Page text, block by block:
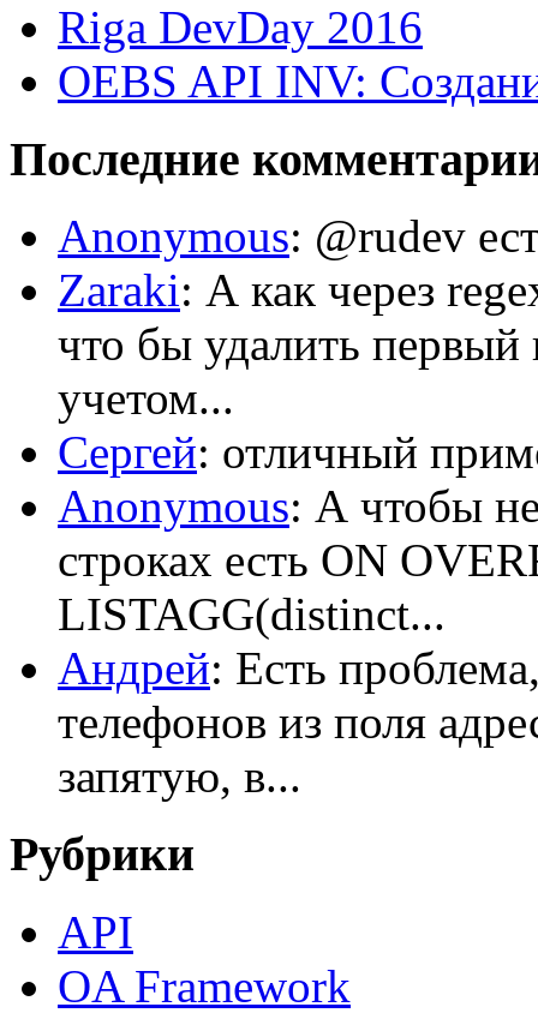
Riga DevDay 2016
OEBS API INV:
Последние
Anonymous: @rudev
Zaraki: А как через
что бы удалить первый
учетом...
Сергей: отличный
Anonymous: А чтобы
строках есть ON
LISTAGG(distinct...
Андрей: Есть
телефонов из поля
запятую, в...
Рубрики
API
OA Framework